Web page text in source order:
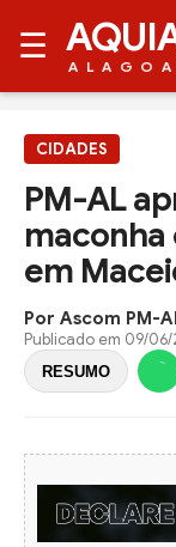
☰
CIDADES
PM-AL
maconha
em
Por Ascom PM-
Publicado em 09/
RESUMO